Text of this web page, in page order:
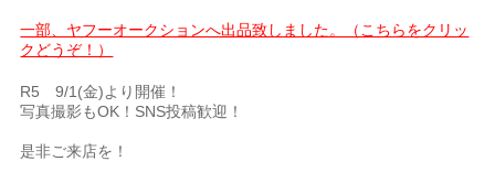
一部、ヤフーオークションへ出品致しました。（こちらをクリッ
クどうぞ！）
R5 9/1(金)より開催！
写真撮影もOK！SNS投稿歓迎！
是非ご来店を！